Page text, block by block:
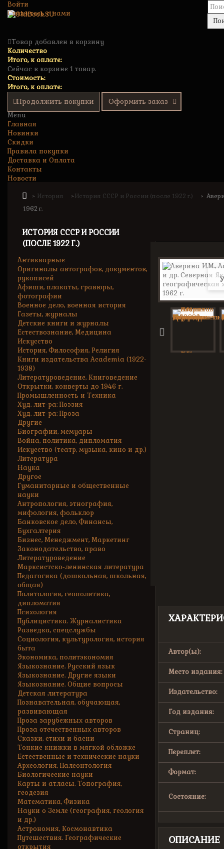
Войти
Свяжитесь с нами
Товар добавлен в корзину
Количество
Итого, к оплате:
Сейчас в корзине 1 товар.
Стоимость:
Итого, к оплате:
Продолжить покупки Оформить заказ
Menu
Главная
Новинки
Скидки
Правила покупки
Доставка и Оплата
Контакты
Новости
> История > История СССР и России (после 1922 г.) >
1962 г.
ИСТОРИЯ СССР И РОССИИ
(ПОСЛЕ 1922 Г.)
Антикварные
Оригиналы автографов, документов,
рукописей
Афиши, плакаты, гравюры,
фотографии
Военное дело, военная история
Газеты, журналы
Детские книги и журналы
Естествознание, Медицина
Искусство
История, Философия, Религия
Книги издательства Academia (1922-
1938)
Литературоведение, Книговедение
Открытки, конверты до 1946 г.
Промышленность и Техника
Худ. лит-ра: Поэзия
Худ. лит-ра: Проза
Другие
Биографии, мемуары
Война, политика, дипломатия
Искусство (театр, музыка, кино и др.)
Литература
Наука
Другое
Гуманитарные и общественные
науки
Антропология, этнография,
мифология, фольклор
Банковское дело, Финансы,
Бухгалтерия
Бизнес, Менеджмент, Маркетинг
Законодательство, право
Литературоведение
Марксистско-ленинская литература
Педагогика (дошкольная, школьная,
общая)
Политология, геополитика,
дипломатия
Психология
Публицистика. Журналистика
Разведка, спецслужбы
Социология, культурология, история
быта
Экономика, политэкономия
Языкознание. Русский язык
Языкознание. Другие языки
Языкознание. Общие вопросы
Детская литература
Познавательная, обучающая,
развивающая
Проза зарубежных авторов
Проза отечественных авторов
Сказки, стихи и басни
Тонкие книжки в мягкой обложке
Естественные и технические науки
Археология, Палеонтология
Биологические науки
Карты и атласы. Топография,
геодезия
Математика, Физика
Науки о Земле (география, геология
и др.)
Астрономия, Космонавтика
Путешествия. Географические
открытия
Автор(ы):
Место издания:
Издательство:
Год издания:
Страниц:
Переплет:
Формат:
Состояние:
ОПИСАНИЕ